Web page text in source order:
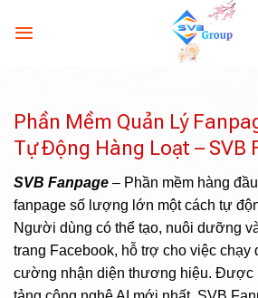
Phần Mềm Quản Lý
Tự Động Hàng Loạt – SVB
SVB Fanpage – Phần mềm hàng
fanpage số lượng lớn một cách tự
Người dùng có thể tạo, nuôi dưỡng
trang Facebook, hỗ trợ cho việc chạy
cường nhận diện thương hiệu. Được